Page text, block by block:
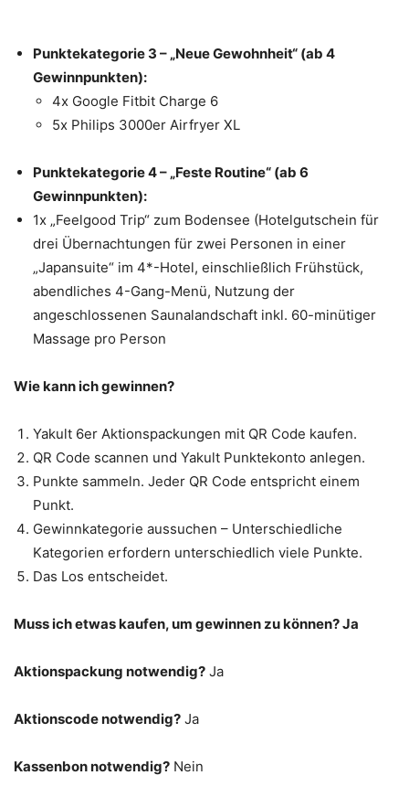
Punktekategorie 3 – „Neue Gewohnheit“ (ab 4
Gewinnpunkten):
4x Google Fitbit Charge 6
5x Philips 3000er Airfryer XL
Punktekategorie 4 – „Feste Routine“ (ab 6
Gewinnpunkten):
1x „Feelgood Trip“ zum Bodensee (Hotelgutschein für
drei Übernachtungen für zwei Personen in einer
„Japansuite“ im 4*-Hotel, einschließlich Frühstück,
abendliches 4-Gang-Menü, Nutzung der
angeschlossenen Saunalandschaft inkl. 60-minütiger
Massage pro Person
Wie kann ich gewinnen?
Yakult 6er Aktionspackungen mit QR Code kaufen.
QR Code scannen und Yakult Punktekonto anlegen.
Punkte sammeln. Jeder QR Code entspricht einem
Punkt.
Gewinnkategorie aussuchen – Unterschiedliche
Kategorien erfordern unterschiedlich viele Punkte.
Das Los entscheidet.
Muss ich etwas kaufen, um gewinnen zu können? Ja
Aktionspackung notwendig? Ja
Aktionscode notwendig? Ja
Kassenbon notwendig? Nein